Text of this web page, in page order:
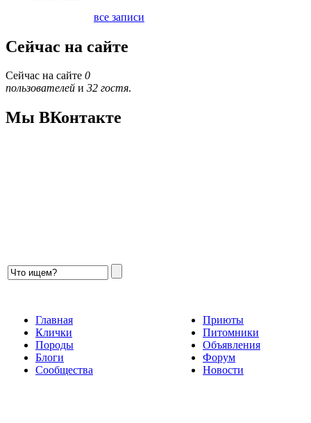
все записи
Сейчас на сайте
Сейчас на сайте 0
пользователей и 32 гостя.
Мы ВКонтакте
Главная
Клички
Породы
Блоги
Сообщества
Приюты
Питомники
Объявления
Форум
Новости